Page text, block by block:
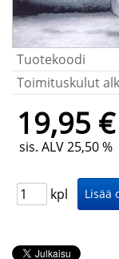
Tuotekoodi
Toimituskulut
19,95 €
sis. ALV 25,50 %
kpl